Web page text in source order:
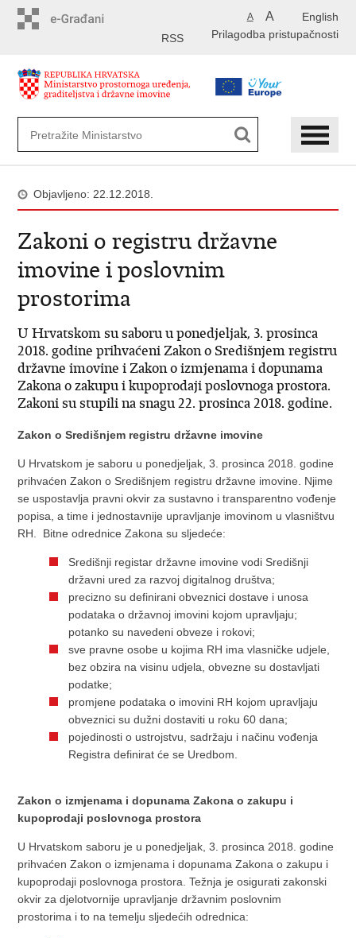
English
A A
Prilagodba pristupačnosti
RSS
Objavljeno: 22.12.2018.
Zakoni o registru državne
imovine i poslovnim
prostorima
U Hrvatskom su saboru u ponedjeljak, 3. prosinca
2018. godine prihvaćeni Zakon o Središnjem registru
državne imovine i Zakon o izmjenama i dopunama
Zakona o zakupu i kupoprodaji poslovnoga prostora.
Zakoni su stupili na snagu 22. prosinca 2018. godine.
Zakon o Središnjem registru državne imovine
U Hrvatskom je saboru u ponedjeljak, 3. prosinca 2018. godine
prihvaćen Zakon o Središnjem registru državne imovine. Njime
se uspostavlja pravni okvir za sustavno i transparentno vođenje
popisa, a time i jednostavnije upravljanje imovinom u vlasništvu
RH. Bitne odrednice Zakona su sljedeće:
Središnji registar državne imovine vodi Središnji
državni ured za razvoj digitalnog društva;
precizno su definirani obveznici dostave i unosa
podataka o državnoj imovini kojom upravljaju;
potanko su navedeni obveze i rokovi;
sve pravne osobe u kojima RH ima vlasničke udjele,
bez obzira na visinu udjela, obvezne su dostavljati
podatke;
promjene podataka o imovini RH kojom upravljaju
obveznici su dužni dostaviti u roku 60 dana;
pojedinosti o ustrojstvu, sadržaju i načinu vođenja
Registra definirat će se Uredbom.
Zakon o izmjenama i dopunama Zakona o zakupu i
kupoprodaji poslovnoga prostora
U Hrvatskom saboru je u ponedjeljak, 3. prosinca 2018. godine
prihvaćen Zakon o izmjenama i dopunama Zakona o zakupu i
kupoprodaji poslovnoga prostora. Težnja je osigurati zakonski
okvir za djelotvornije upravljanje državnim poslovnim
prostorima i to na temelju sljedećih odrednica: